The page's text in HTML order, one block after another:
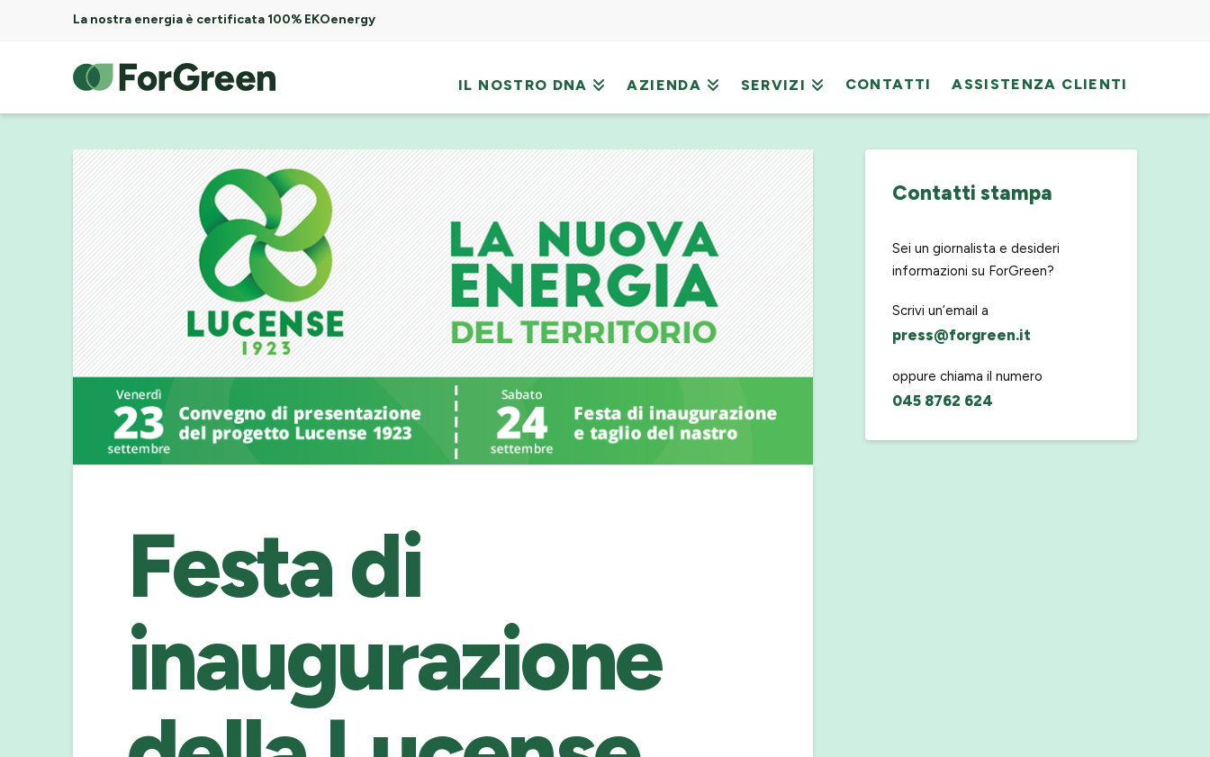
La nostra energia è certificata 100% EKOenergy
ForGreen
Spa
Società
Benefit
IL NOSTRO DNA AZIENDA SERVIZI CONTATTI ASSISTENZA CLIENTI
Festa di
inaugurazione
Contatti stampa
Sei un giornalista e desideri
informazioni su ForGreen?
Scrivi un’email a
press@forgreen.it
oppure chiama il numero
045 8762 624